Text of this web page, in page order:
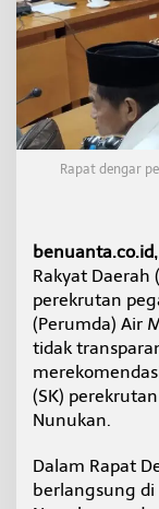
Rapat dengar
benuanta.co.id,
Rakyat Daerah
perekrutan
(Perumda) Air
tidak
(SK)
Nunukan.
Dalam Rapat
berlangsung di